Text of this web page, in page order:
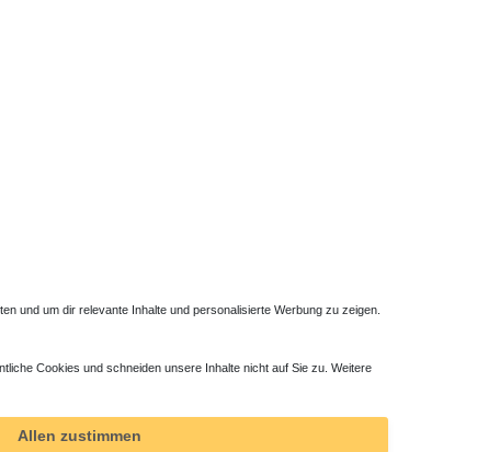
Duschsäule ohne Armatur
353,85 € *
*inkl. ges. MwSt.
und um dir relevante Inhalte und personalisierte Werbung zu zeigen.
Cookies und schneiden unsere Inhalte nicht auf Sie zu. Weitere
Allen zustimmen